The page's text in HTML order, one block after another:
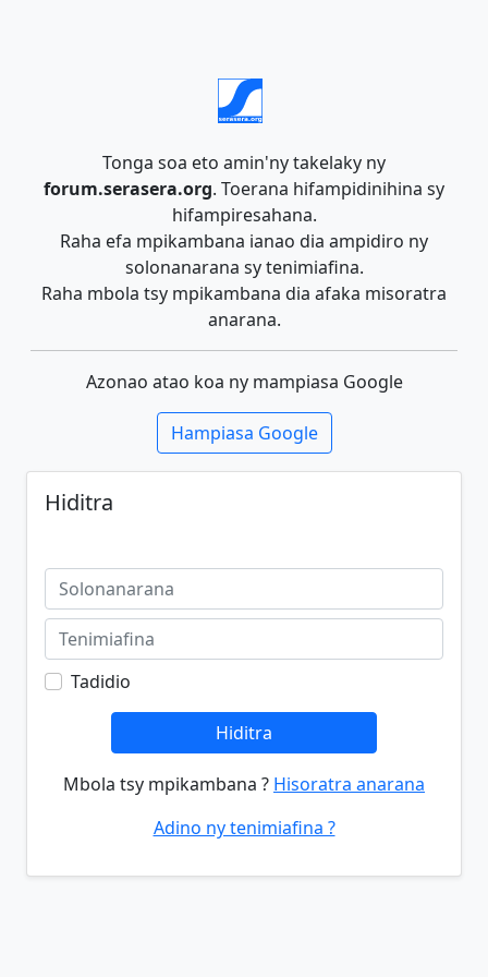
Tonga soa eto amin'ny takelaky ny
forum.serasera.org. Toerana hifampidinihina sy
hifampiresahana.
Raha efa mpikambana ianao dia ampidiro ny
solonanarana sy tenimiafina.
Raha mbola tsy mpikambana dia afaka misoratra
anarana.
Azonao atao koa ny mampiasa Google
Hampiasa Google
Hiditra
Tadidio
Hiditra
Mbola tsy mpikambana ? Hisoratra anarana
Adino ny tenimiafina ?